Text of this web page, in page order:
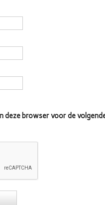
deze browser voor de